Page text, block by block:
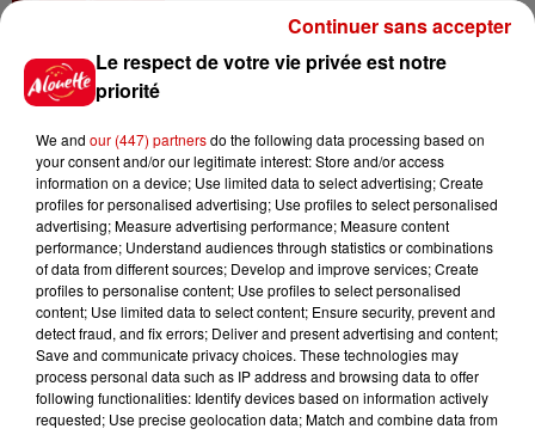
5 août 2026
par...
5 août 2026
"Attention au démarchage
abusif" : la préfecture de la
Gironde...
5 août 2026
À LA UNE : incendie à La
Le respect de votre vie privée est notre
priorité
We and our (447) partnersdo the following data processing based on
your consent and/or our legitimate interest: Store and/or access
information on a device; Use limited data to select advertising; Create
profiles for personalised advertising; Use profiles to select personalised
advertising; Measure advertising performance; Measure content
performance; Understand audiences through statistics or combinations
of data from different sources; Develop and improve services; Create
profiles to personalise content; Use profiles to select personalised
content; Use limited data to select content; Ensure security, prevent and
detect fraud, and fix errors; Deliver and present advertising and content;
Save and communicate privacy choices. These technologies may
process personal data such as IP address and browsing data to offer
following functionalities: Identify devices based on information actively
requested; Use precise geolocation data; Match and combine data from
Continuer sans accepter